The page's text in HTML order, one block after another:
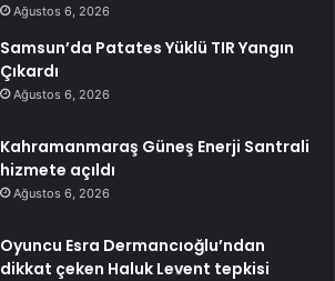
Ağustos 6, 2026
Samsun’da Patates Yüklü TIR Yangın
Çıkardı
Ağustos 6, 2026
Kahramanmaraş Güneş Enerji Santrali
hizmete açıldı
Ağustos 6, 2026
Oyuncu Esra Dermancıoğlu’ndan
dikkat çeken Haluk Levent tepkisi